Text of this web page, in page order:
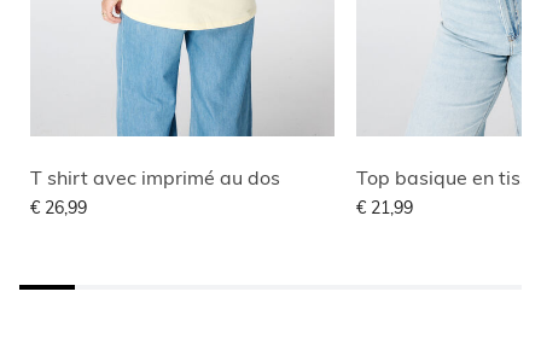
T shirt avec imprimé au dos
€ 26,99
Top basique en
€ 21,99